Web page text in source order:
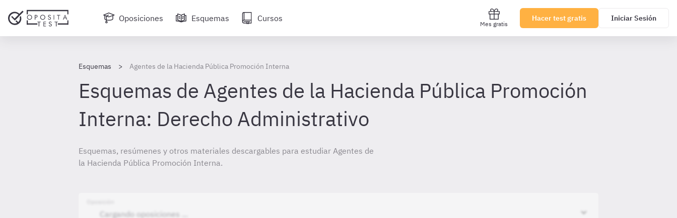
Oposiciones Esquemas Cursos
Mes gratis
Hacer test gratis Iniciar Sesión
Esquemas Agentes de la Hacienda Pública Promoción Interna
Esquemas de Agentes de la Hacienda Pública Promoción
Interna: Derecho Administrativo
Esquemas, resúmenes y otros materiales descargables para estudiar Agentes de
la Hacienda Pública Promoción Interna.